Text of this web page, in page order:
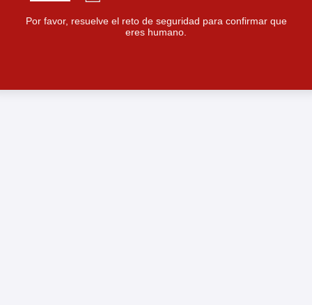
Por favor, resuelve el reto de seguridad para confirmar que
eres humano.